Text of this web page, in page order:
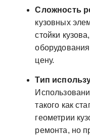
Сложность
кузовных
стойки
цену.
Тип
такого как
геометрии
ремонта, но